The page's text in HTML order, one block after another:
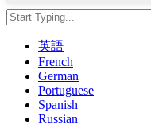
英語
French
German
Portuguese
Spanish
Russian